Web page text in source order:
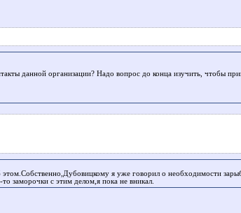
данной организации? Надо вопрос до конца изучить, чтобы
я уже говорил о необходимости
заморочки с этим делом,я пока не вникал.